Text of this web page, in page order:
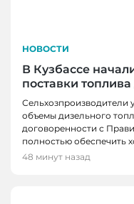
НОВОСТИ
В Кузбассе
поставки
Сельхозпроизводители
объемы дизельного
договоренности с
полностью обеспечить
48 минут назад